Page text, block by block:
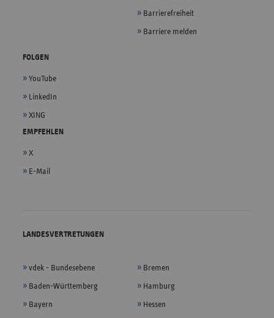
Barrierefreiheit
Barriere melden
FOLGEN
YouTube
LinkedIn
XING
EMPFEHLEN
X
E-Mail
LANDESVERTRETUNGEN
vdek - Bundesebene
Baden-Württemberg
Bayern
Bremen
Hamburg
Hessen